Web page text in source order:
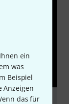
ein
was
Beispiel
Anzeigen
das für